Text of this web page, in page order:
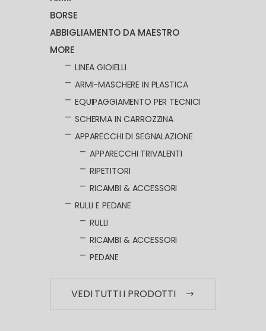
BORSE
ABBIGLIAMENTO DA MAESTRO
MORE
LINEA GIOIELLI
ARMI-MASCHERE IN PLASTICA
EQUIPAGGIAMENTO PER TECNICI
SCHERMA IN CARROZZINA
APPARECCHI DI SEGNALAZIONE
APPARECCHI TRIVALENTI
RIPETITORI
RICAMBI & ACCESSORI
RULLI E PEDANE
RULLI
RICAMBI & ACCESSORI
PEDANE
VEDI TUTTI I PRODOTTI